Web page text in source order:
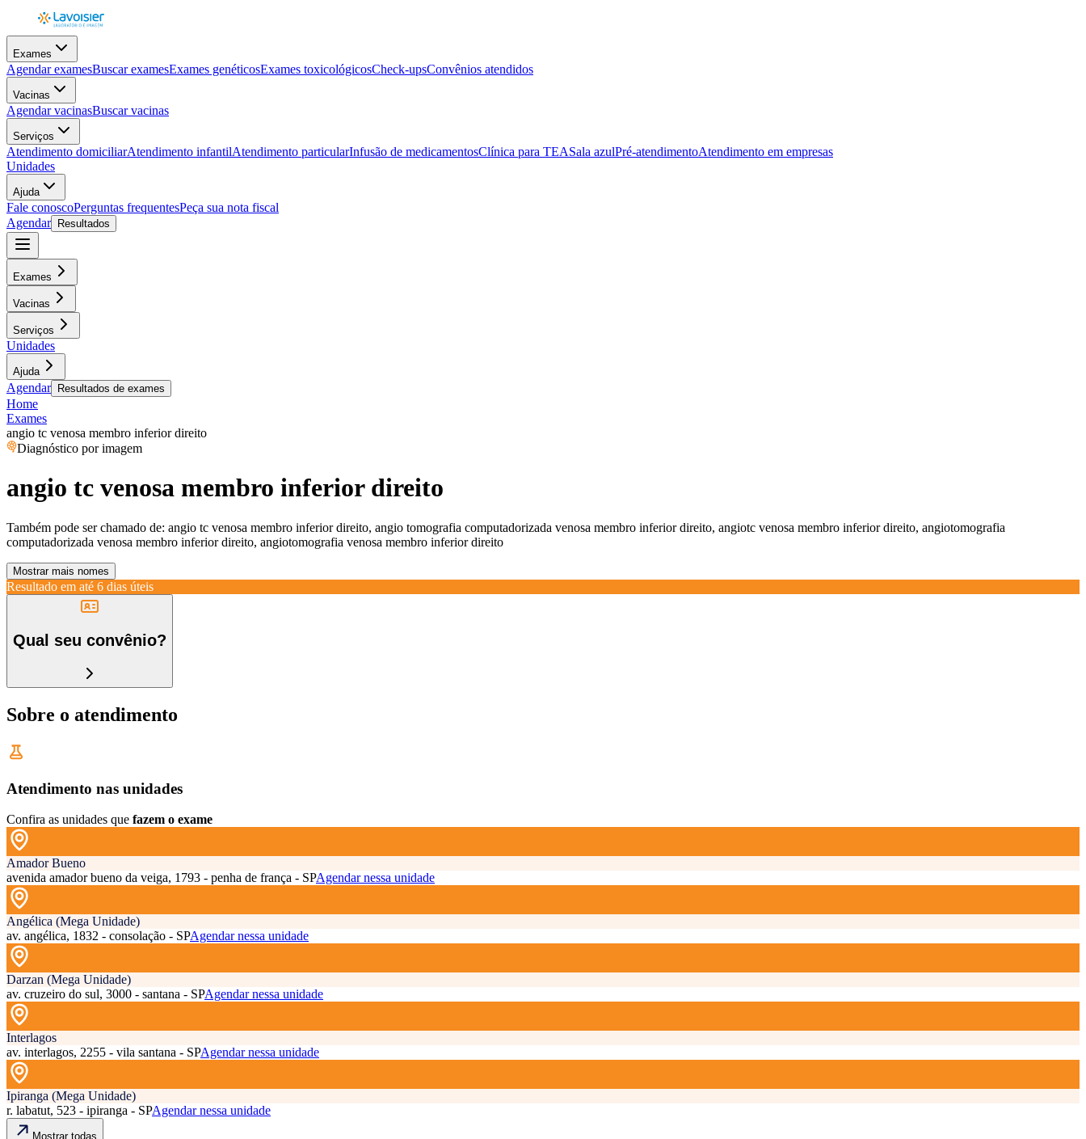
Exames
Agendar examesBuscar examesExames genéticosExames toxicológicosCheck-upsConvênios atendidos
Vacinas
Agendar vacinasBuscar vacinas
Serviços
Atendimento domiciliarAtendimento infantilAtendimento particularInfusão de medicamentosClínica para TEASala azulPré-atendimentoAtendimento em empresas
Unidades
Ajuda
Fale conoscoPerguntas frequentesPeça sua nota fiscal
Agendar
Resultados
Exames
Vacinas
Serviços
Unidades
Ajuda
Agendar Resultados de exames
Home
Exames
angio tc venosa membro inferior direito
Diagnóstico por imagem
angio tc venosa membro inferior direito
Também pode ser chamado de: angio tc venosa membro inferior direito, angio tomografia computadorizada venosa membro inferior direito, angiotc venosa membro inferior direito, angiotomografia
computadorizada venosa membro inferior direito, angiotomografia venosa membro inferior direito
Mostrar mais nomes
Resultado em até 6 dias úteis
Qual seu convênio?
Sobre o atendimento
Atendimento nas unidades
Confira as unidades que fazem o exame
Amador Bueno
avenida amador bueno da veiga, 1793 - penha de frança - SPAgendar nessa unidade
Angélica (Mega Unidade)
av. angélica, 1832 - consolação - SPAgendar nessa unidade
Darzan (Mega Unidade)
av. cruzeiro do sul, 3000 - santana - SPAgendar nessa unidade
Interlagos
av. interlagos, 2255 - vila santana - SPAgendar nessa unidade
Ipiranga (Mega Unidade)
r. labatut, 523 - ipiranga - SPAgendar nessa unidade
Mostrar todas